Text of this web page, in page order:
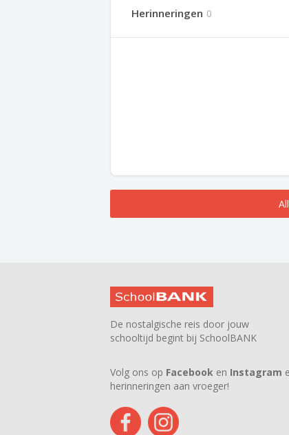
Herinneringen 0
De nostalgische reis door jouw
schooltijd begint bij SchoolBANK
Volg ons op Facebook en Instagram
herinneringen aan vroeger!